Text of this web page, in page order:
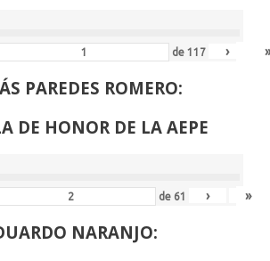
de117 ›
PAREDES ROMERO:
DE HONOR DE LA AEPE
de 61 › »
NARANJO: